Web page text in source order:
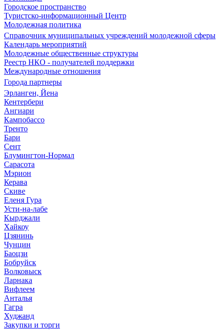
Городское пространство
Туристско-информационный Центр
Молодежная политика
Справочник муниципальных учреждений молодежной сферы
Календарь мероприятий
Молодежные общественные структуры
Реестр НКО - получателей поддержки
Международные отношения
Города партнеры
Эрланген, Йена
Кентербери
Ангиари
Кампобассо
Тренто
Бари
Сент
Блумингтон-Нормал
Сарасота
Мэрион
Керава
Скиве
Еленя Гура
Усти-на-лабе
Кырджали
Хайкоу
Цзянинь
Чунцин
Баоцзи
Бобруйск
Волковыск
Ларнака
Вифлеем
Анталья
Гагра
Худжанд
Закупки и торги